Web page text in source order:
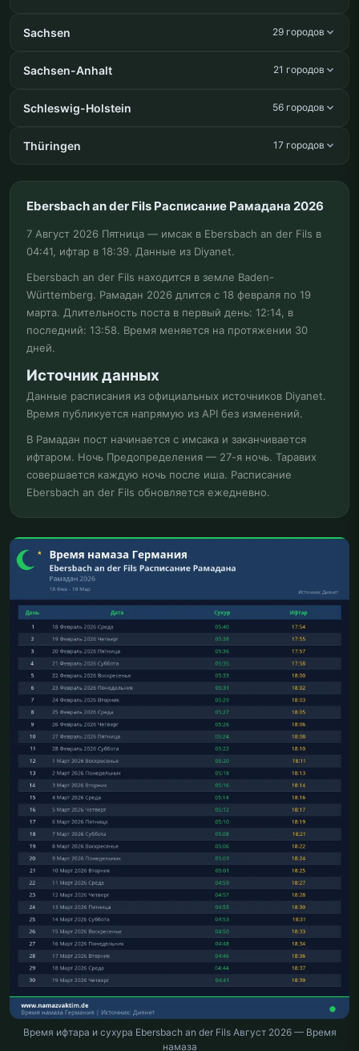
Sachsen 29 городов
Sachsen-Anhalt 21 городов
Schleswig-Holstein 56 городов
Thüringen 17 городов
Ebersbach an der Fils Расписание Рамадана 2026
7 Август 2026 Пятница — имсак в Ebersbach an der Fils в
04:41, ифтар в 18:39. Данные из Diyanet.
Ebersbach an der Fils находится в земле Baden-
Württemberg. Рамадан 2026 длится с 18 февраля по 19
марта. Длительность поста в первый день: 12:14, в
последний: 13:58. Время меняется на протяжении 30
дней.
Источник данных
Данные расписания из официальных источников Diyanet.
Время публикуется напрямую из API без изменений.
В Рамадан пост начинается с имсака и заканчивается
ифтаром. Ночь Предопределения — 27-я ночь. Таравих
совершается каждую ночь после иша. Расписание
Ebersbach an der Fils обновляется ежедневно.
Время ифтара и сухура Ebersbach an der Fils Август 2026 — Время
намаза